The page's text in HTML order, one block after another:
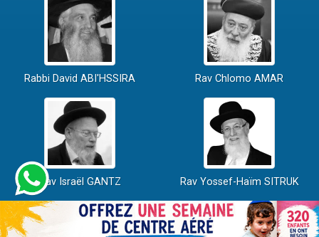
Rabbi David ABI'HSSIRA Rav Chlomo AMAR
Rav Israël GANTZ Rav Yossef-Haïm SITRUK